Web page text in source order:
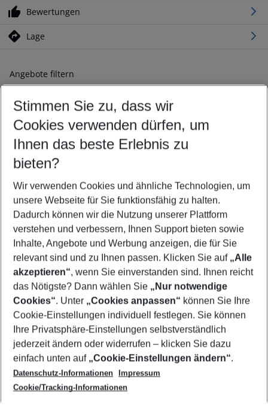
Bewertungen
Lage
Angebote filtern
Ändern Sie Ihre Kriterien nach Ihren Wünschen
Abflughafen wählen
Beliebiger Abflughafen
Reisezeitraum wählen
11.08.26– 09.08.27 5-8 Nächte
2 Erwachsene Keine Kinder
Mehr Filter anzeigen
Footer
Footer navigation
Über uns
AGB
Cookie-Einstellungen ändern
Cookie-Richtlinie
Datenschutz
Service & Hilfe
Barrierefreies Reisen
Check-in
Folgen Sie uns
Stimmen Sie zu, dass wir
Cookies verwenden dürfen, um
Ihnen das beste Erlebnis zu
bieten?
Wir verwenden Cookies und ähnliche Technologien, um
unsere Webseite für Sie funktionsfähig zu halten.
Dadurch können wir die Nutzung unserer Plattform
verstehen und verbessern, Ihnen Support bieten sowie
Inhalte, Angebote und Werbung anzeigen, die für Sie
relevant sind und zu Ihnen passen. Klicken Sie auf „Alle
akzeptieren“, wenn Sie einverstanden sind. Ihnen reicht
das Nötigste? Dann wählen Sie „Nur notwendige
Cookies“. Unter „Cookies anpassen“ können Sie Ihre
Cookie-Einstellungen individuell festlegen. Sie können
Ihre Privatsphäre-Einstellungen selbstverständlich
jederzeit ändern oder widerrufen – klicken Sie dazu
einfach unten auf „Cookie-Einstellungen ändern“.
Datenschutz-Informationen
Impressum
Cookie/Tracking-Informationen